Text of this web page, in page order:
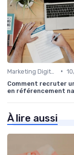
•
Comment recruter
en référencement
À lire aussi